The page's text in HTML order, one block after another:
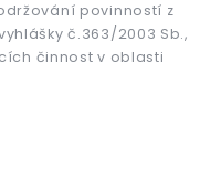
povinností z
č.363/2003 Sb.,
činnost v oblasti